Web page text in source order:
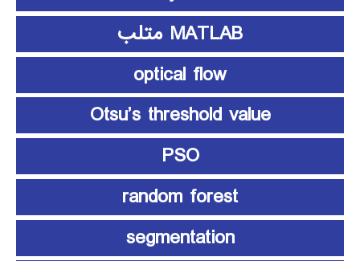
MATLAB متلب
optical flow
Otsu’s threshold value
PSO
random forest
segmentation